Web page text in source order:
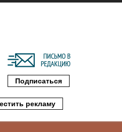
Подписаться
рекламу